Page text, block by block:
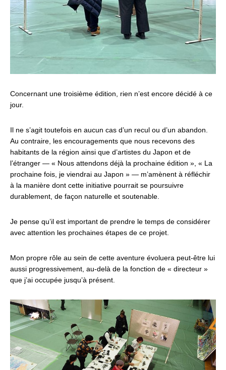
Concernant une troisième édition, rien n’est encore décidé à ce
jour.
Il ne s’agit toutefois en aucun cas d’un recul ou d’un abandon.
Au contraire, les encouragements que nous recevons des
habitants de la région ainsi que d’artistes du Japon et de
l’étranger — « Nous attendons déjà la prochaine édition », « La
prochaine fois, je viendrai au Japon » — m’amènent à réfléchir
à la manière dont cette initiative pourrait se poursuivre
durablement, de façon naturelle et soutenable.
Je pense qu’il est important de prendre le temps de considérer
avec attention les prochaines étapes de ce projet.
Mon propre rôle au sein de cette aventure évoluera peut-être lui
aussi progressivement, au-delà de la fonction de « directeur »
que j’ai occupée jusqu’à présent.